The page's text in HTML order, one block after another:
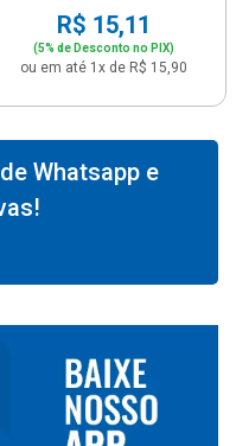
R$ 15,11
(5% de Desconto no PIX)
ou em até 1x de R$ 15,90
Whatsapp e